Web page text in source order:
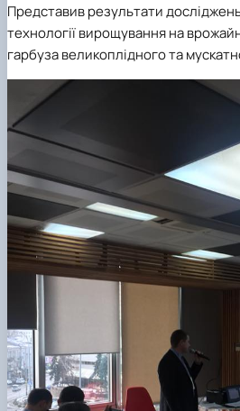
Представив результати
технології вирощування на
гарбуза великоплідного та